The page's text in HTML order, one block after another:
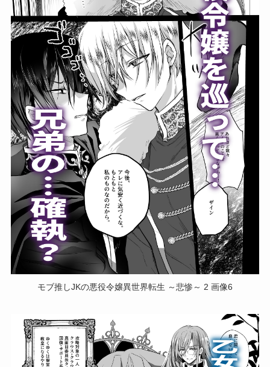
モブ推しJKの悪役令嬢異世界転生 ～悲惨～ 2 画像6